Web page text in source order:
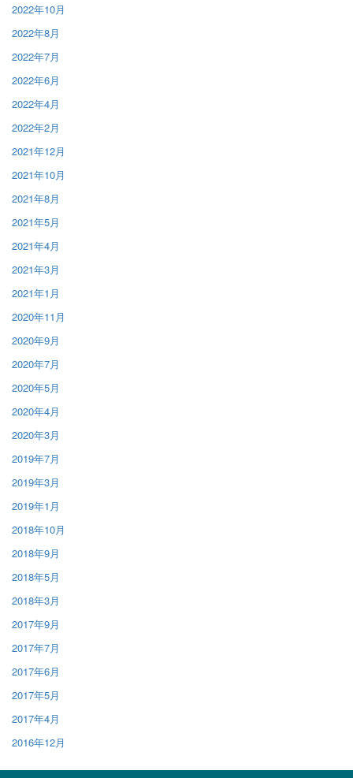
2022年10月
2022年8月
2022年7月
2022年6月
2022年4月
2022年2月
2021年12月
2021年10月
2021年8月
2021年5月
2021年4月
2021年3月
2021年1月
2020年11月
2020年9月
2020年7月
2020年5月
2020年4月
2020年3月
2019年7月
2019年3月
2019年1月
2018年10月
2018年9月
2018年5月
2018年3月
2017年9月
2017年7月
2017年6月
2017年5月
2017年4月
2016年12月